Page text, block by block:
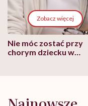
Zobacz więcej
Nie móc zostać przy
chorym dziecku w
wyobraźni"